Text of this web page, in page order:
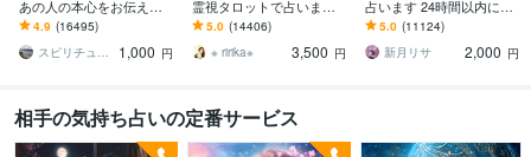
あの人の本心をお伝えし
ます 【詳細不要】好きな
人の本音と将来への思
い。私をどう思ってる？
4.9 (16495)
スピリチュアルカウンセラー沙耶美
1,000 円
霊視タロットで占います
霊視鑑定♡恋愛アドバイ
ザーとして相手の心理も
詳しく解説します
5.0 (14406)
※ ririka※
3,500 円
占います 24時間以内に返
信、スピリチュアル鑑定
5.0 (11124)
新月リサ
2,000 円
相手の気持ち占いの定番サービス